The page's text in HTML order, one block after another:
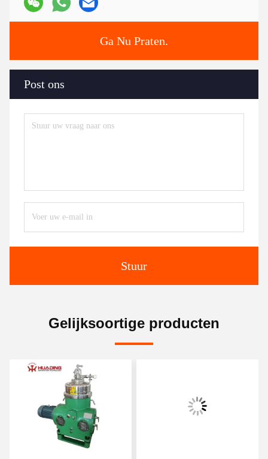
Ga Nu Praten.
Post ons
Stuur
Gelijksoortige producten